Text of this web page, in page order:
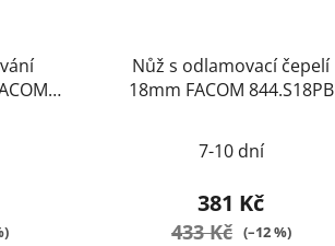
Nůž s odlamovací čepelí
18mm FACOM 844.S18PB
7-10 dní
381 Kč
433 Kč (–12 %)